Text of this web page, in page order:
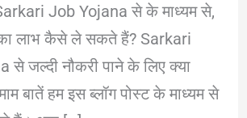
Job Yojana से के माध्यम से,
लाभ कैसे ले सकते हैं? Sarkari
से जल्दी नौकरी पाने के लिए क्या
बातें हम इस ब्लॉग पोस्ट के माध्यम से